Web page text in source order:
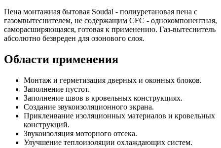
Пена монтажная бытовая Soudal - полиуретановая пена с
газомвытеснителем, не содержащим CFC - однокомпонентная,
саморасширяющаяся, готовая к применению. Газ-вытеснитель
абсолютно безвреден для озонового слоя.
Области применения
Монтаж и герметизация дверных и оконных блоков.
Заполнение пустот.
Заполнение швов в кровельных конструкциях.
Создание звукоизоляционного экрана.
Приклеивание изоляционных материалов и кровельных
конструкций.
Звукоизоляция моторного отсека.
Улучшение теплоизоляции охлаждающих систем.